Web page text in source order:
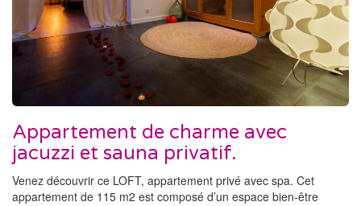
Appartement de charme avec
jacuzzi et sauna privatif.
Venez découvrir ce LOFT, appartement privé avec spa. Cet
appartement de 115 m2 est composé d’un espace bien-être